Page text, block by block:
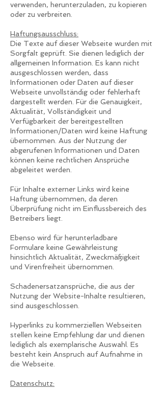
verwenden, herunterzuladen, zu kopieren
oder zu verbreiten.
Haftungsausschluss:
Die Texte auf dieser Webseite wurden mit
Sorgfalt geprüft. Sie dienen lediglich der
allgemeinen Information. Es kann nicht
ausgeschlossen werden, dass
Informationen oder Daten auf dieser
Webseite unvollständig oder fehlerhaft
dargestellt werden. Für die Genauigkeit,
Aktualität, Vollständigkeit und
Verfügbarkeit der bereitgestellten
Informationen/Daten wird keine Haftung
übernommen. Aus der Nutzung der
abgerufenen Informationen und Daten
können keine rechtlichen Ansprüche
abgeleitet werden.
Für Inhalte externer Links wird keine
Haftung übernommen, da deren
Überprüfung nicht im Einflussbereich des
Betreibers liegt.
Ebenso wird für herunterladbare
Formulare keine Gewährleistung
hinsichtlich Aktualität, Zweckmäßigkeit
und Virenfreiheit übernommen.
Schadenersatzansprüche, die aus der
Nutzung der Website-Inhalte resultieren,
sind ausgeschlossen.
Hyperlinks zu kommerziellen Webseiten
stellen keine Empfehlung dar und dienen
lediglich als exemplarische Auswahl. Es
besteht kein Anspruch auf Aufnahme in
die Webseite.
Datenschutz: